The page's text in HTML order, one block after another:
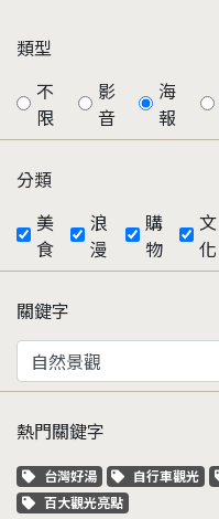
類型
不
限
影
音
海
報
分類
美
食
浪
漫
購
物
文
化
關鍵字
熱門關鍵字
關鍵字標籤
台灣好湯 關鍵字標籤
自行車觀光
關鍵字標籤
百大觀光亮點